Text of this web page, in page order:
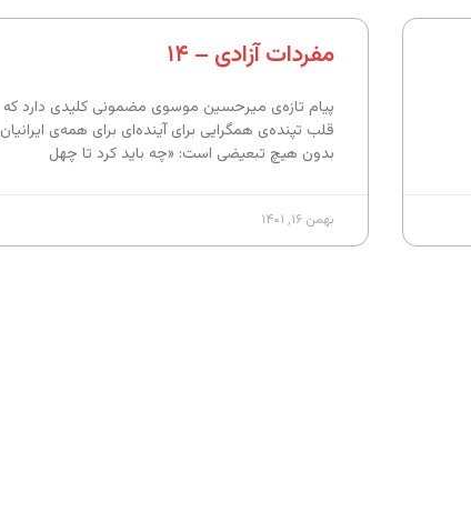
مفردات آزادی – ۱۴
پیام تازه‌ی میرحسین موسوی مضمونی کلیدی دارد که
قلب تپنده‌ی همگرایی برای آینده‌ای برای همه‌ی ایرانیان
بدون هیچ تبعیضی است: «چه باید کرد تا چهل
بهمن ۱۶, ۱۴۰۱